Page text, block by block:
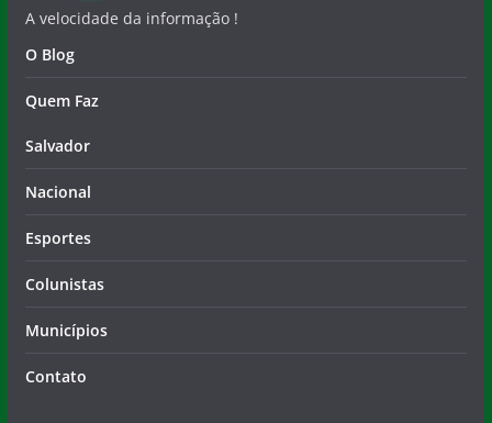
A velocidade da informação !
O Blog
Quem Faz
Salvador
Nacional
Esportes
Colunistas
Municípios
Contato